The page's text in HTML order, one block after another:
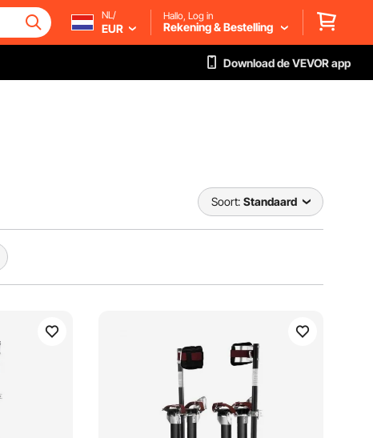
NL/
EUR
Hallo, Log in
Rekening & Bestelling
Download de VEVOR app
Soort: Standaard